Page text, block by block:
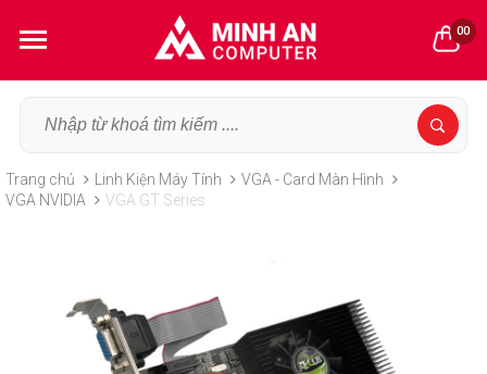
00
Trang chủ Linh Kiện Máy Tính
VGA - Card Màn Hình
VGA NVIDIA
VGA GT Series